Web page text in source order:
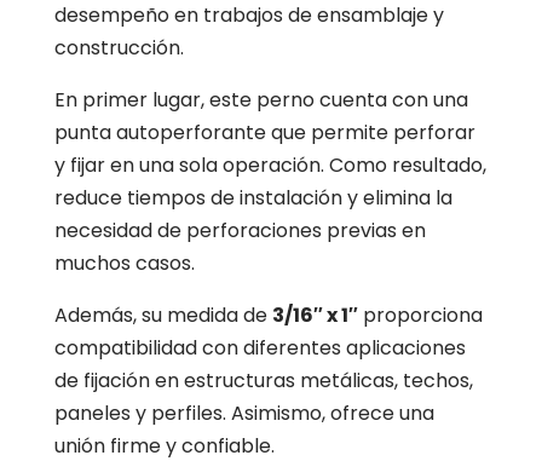
desempeño en trabajos de ensamblaje y
construcción.
En primer lugar, este perno cuenta con una
punta autoperforante que permite perforar
y fijar en una sola operación. Como resultado,
reduce tiempos de instalación y elimina la
necesidad de perforaciones previas en
muchos casos.
Además, su medida de 3/16″ x 1″proporciona
compatibilidad con diferentes aplicaciones
de fijación en estructuras metálicas, techos,
paneles y perfiles. Asimismo, ofrece una
unión firme y confiable.